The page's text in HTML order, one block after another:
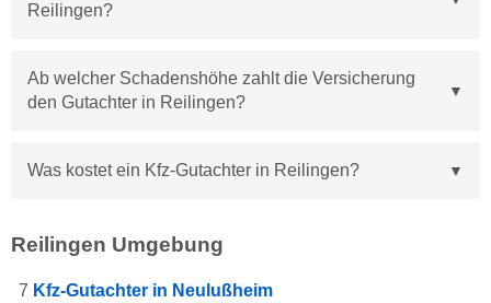
Reilingen?
Ab welcher Schadenshöhe zahlt die Versicherung
den Gutachter in Reilingen?
Was kostet ein Kfz-Gutachter in Reilingen?
Reilingen Umgebung
7 Kfz-Gutachter in Neulußheim